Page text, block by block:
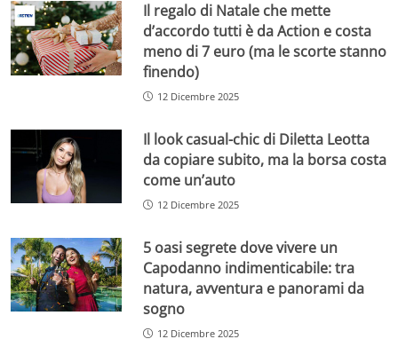
Il regalo di Natale che mette
d’accordo tutti è da Action e costa
meno di 7 euro (ma le scorte stanno
finendo)
12 Dicembre 2025
Il look casual-chic di Diletta Leotta
da copiare subito, ma la borsa costa
come un’auto
12 Dicembre 2025
5 oasi segrete dove vivere un
Capodanno indimenticabile: tra
natura, avventura e panorami da
sogno
12 Dicembre 2025